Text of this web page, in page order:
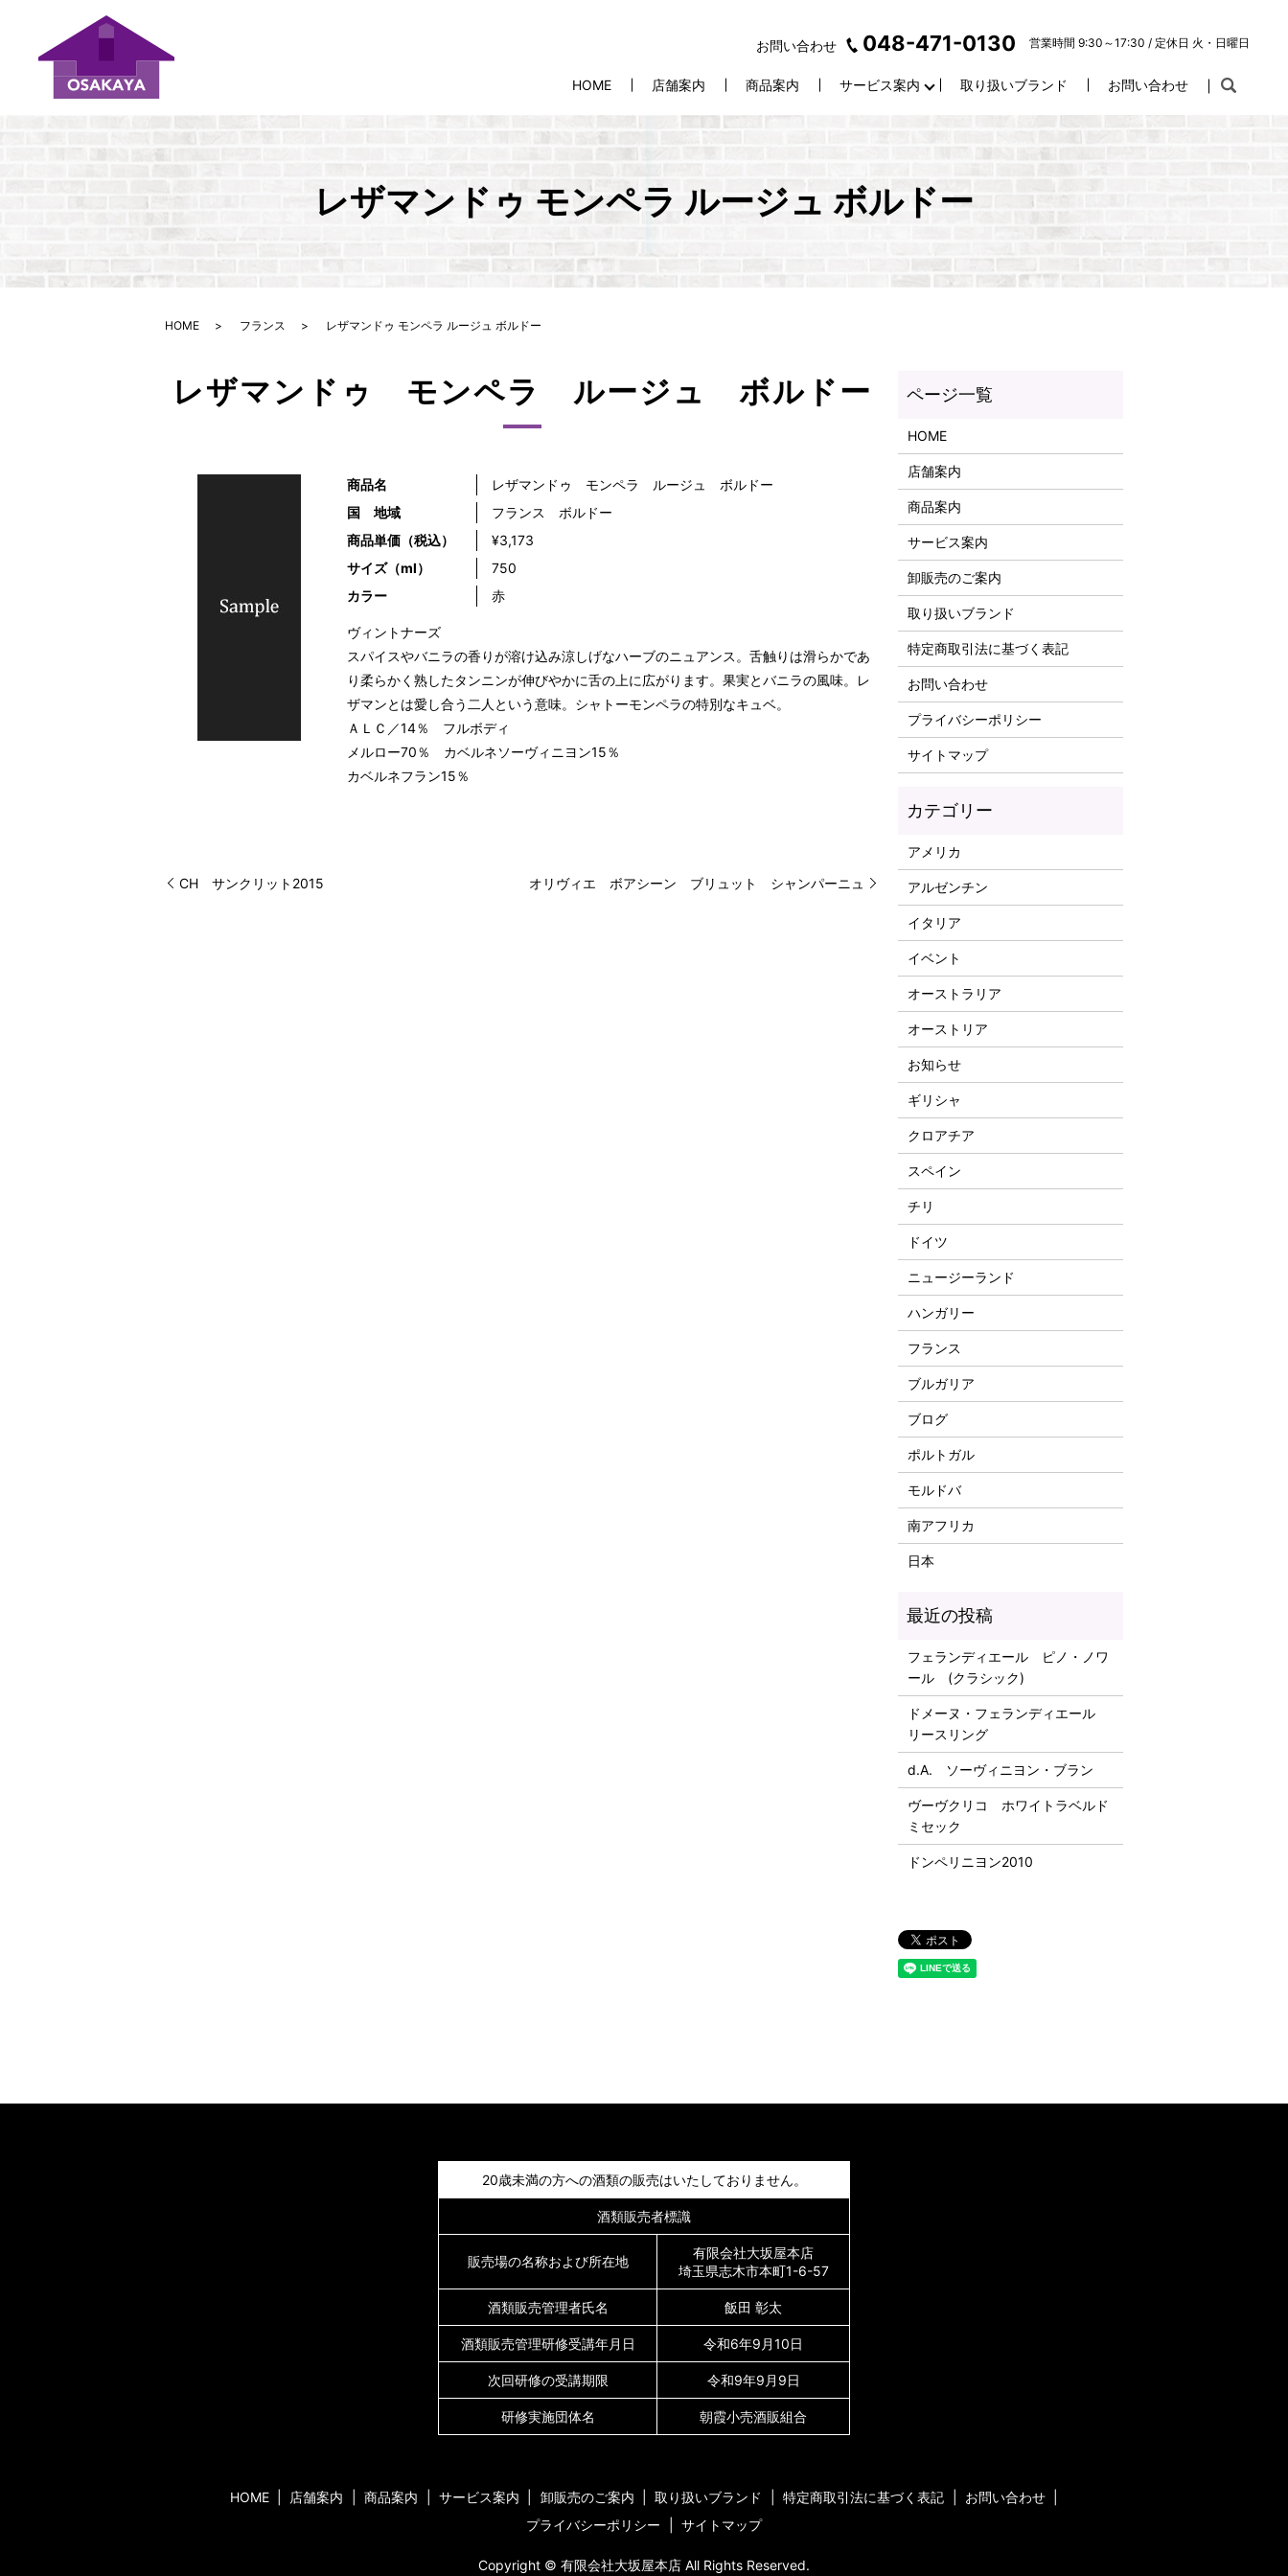
お問い合わせ 048-471-0130 営業時間 9:30～17:30 / 定休日 火・日曜日
HOME 店舗案内 商品案内 サービス案内 取り扱いブランド お問い合わせ
レザマンドゥ モンペラ ルージュ ボルドー
HOME フランス レザマンドゥ モンペラ ルージュ ボルドー
レザマンドゥ モンペラ ルージュ ボルドー
商品名
レザマンドゥ モンペラ ルージュ ボルドー
国 地域
フランス ボルドー
商品単価（税込）
¥3,173
サイズ（ml）
750
カラー
赤
ヴィントナーズ
スパイスやバニラの香りが溶け込み涼しげなハーブのニュアンス。舌触りは滑らかであ
り柔らかく熟したタンニンが伸びやかに舌の上に広がります。果実とバニラの風味。レ
ザマンとは愛し合う二人という意味。シャトーモンペラの特別なキュベ。
ＡＬＣ／14％ フルボディ
メルロー70％ カベルネソーヴィニヨン15％
カベルネフラン15％
CH サンクリット2015 オリヴィエ ボアシーン ブリュット シャンパーニュ
HOME
店舗案内
商品案内
サービス案内
卸販売のご案内
取り扱いブランド
特定商取引法に基づく表記
お問い合わせ
プライバシーポリシー
サイトマップ
アメリカ
アルゼンチン
イタリア
イベント
オーストラリア
オーストリア
お知らせ
ギリシャ
クロアチア
スペイン
チリ
ドイツ
ニュージーランド
ハンガリー
フランス
ブルガリア
ブログ
ポルトガル
モルドバ
南アフリカ
日本
フェランディエール ピノ・ノワ
ール (クラシック)
ドメーヌ・フェランディエール
リースリング
d.A. ソーヴィニヨン・ブラン
ヴーヴクリコ ホワイトラベルド
ミセック
ドンペリニヨン2010
20歳未満の方への酒類の販売はいたしておりません。
酒類販売者標識
販売場の名称および所在地
有限会社大坂屋本店
埼玉県志木市本町1-6-57
酒類販売管理者氏名 飯田 彰太
酒類販売管理研修受講年月日 令和6年9月10日
次回研修の受講期限 令和9年9月9日
研修実施団体名 朝霞小売酒販組合
HOME 店舗案内 商品案内 サービス案内 卸販売のご案内 取り扱いブランド 特定商取引法に基づく表記
お問い合わせ
プライバシーポリシー
サイトマップ
Copyright © 有限会社大坂屋本店 All Rights Reserved.